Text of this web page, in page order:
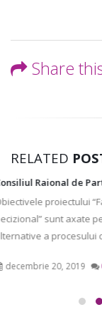
Share
RELATED
20 decembrie 2018
Facebook Comments
mai 8, 2019 0